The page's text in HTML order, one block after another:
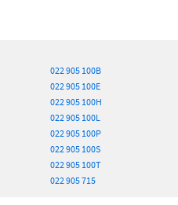
022 905 100B
022 905 100E
022 905 100H
022 905 100L
022 905 100P
022 905 100S
022 905 100T
022 905 715